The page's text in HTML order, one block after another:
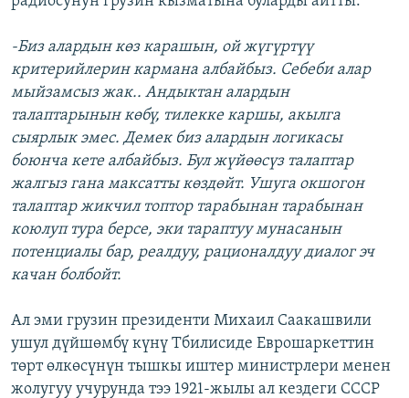
-Биз алардын көз карашын, ой жүгүртүү
критерийлерин кармана албайбыз. Себеби алар
мыйзамсыз жак.. Андыктан алардын
талаптарынын көбү, тилекке каршы, акылга
сыярлык эмес. Демек биз алардын логикасы
боюнча кете албайбыз. Бул жүйөөсүз талаптар
жалгыз гана максатты көздөйт. Ушуга окшогон
талаптар жикчил топтор тарабынан тарабынан
коюлуп тура берсе, эки тараптуу мунасанын
потенциалы бар, реалдуу, рационалдуу диалог эч
качан болбойт.
Ал эми грузин президенти Михаил Саакашвили
ушул дүйшөмбү күнү Тбилисиде Еврошаркеттин
төрт өлкөсүнүн тышкы иштер министрлери менен
жолугуу учурунда тээ 1921-жылы ал кездеги СССР